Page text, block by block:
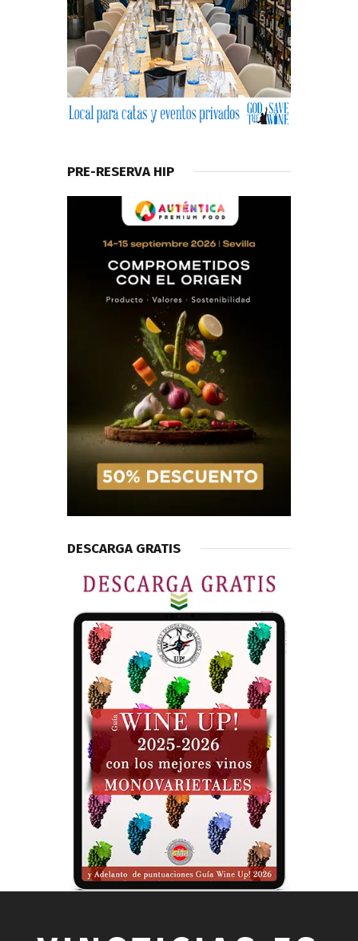
PRE-RESERVA HIP
DESCARGA GRATIS